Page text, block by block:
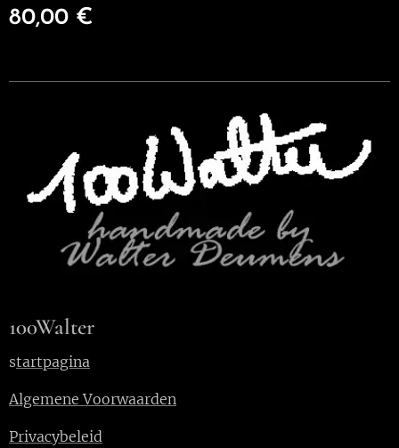
80,00 €
100Walter
startpagina
Algemene Voorwaarden
Privacybeleid